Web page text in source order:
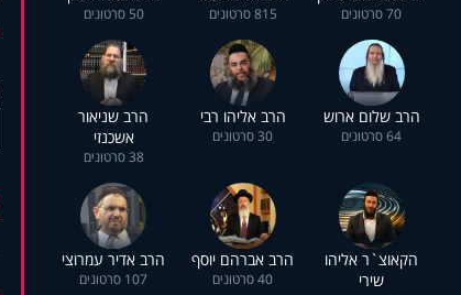
70 סרטונים 815 סרטונים 50 סרטונים
הרב שלום ארוש
64 סרטונים
הרב אליהו רבי
30 סרטונים
הרב שניאור
אשכנזי
38 סרטונים
הקאוצ`ר אליהו
שירי
הרב אברהם יוסף
40 סרטונים
הרב אדיר עמרוצי
107 סרטונים